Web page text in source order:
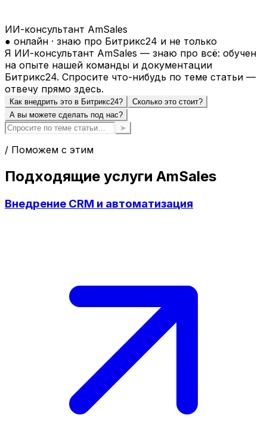
ИИ-консультант AmSales
● онлайн · знаю про Битрикс24 и не только
Я ИИ-консультант AmSales — знаю про всё: обучен
на опыте нашей команды и документации
Битрикс24. Спросите что-нибудь по теме статьи —
отвечу прямо здесь.
Как внедрить это в Битрикс24?
Сколько это стоит?
А вы можете сделать под нас?
➤
/ Поможем с этим
Подходящие услуги AmSales
Внедрение CRM и автоматизация